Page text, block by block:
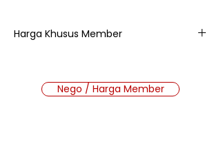
Harga Khusus Member
Nego / Harga Member